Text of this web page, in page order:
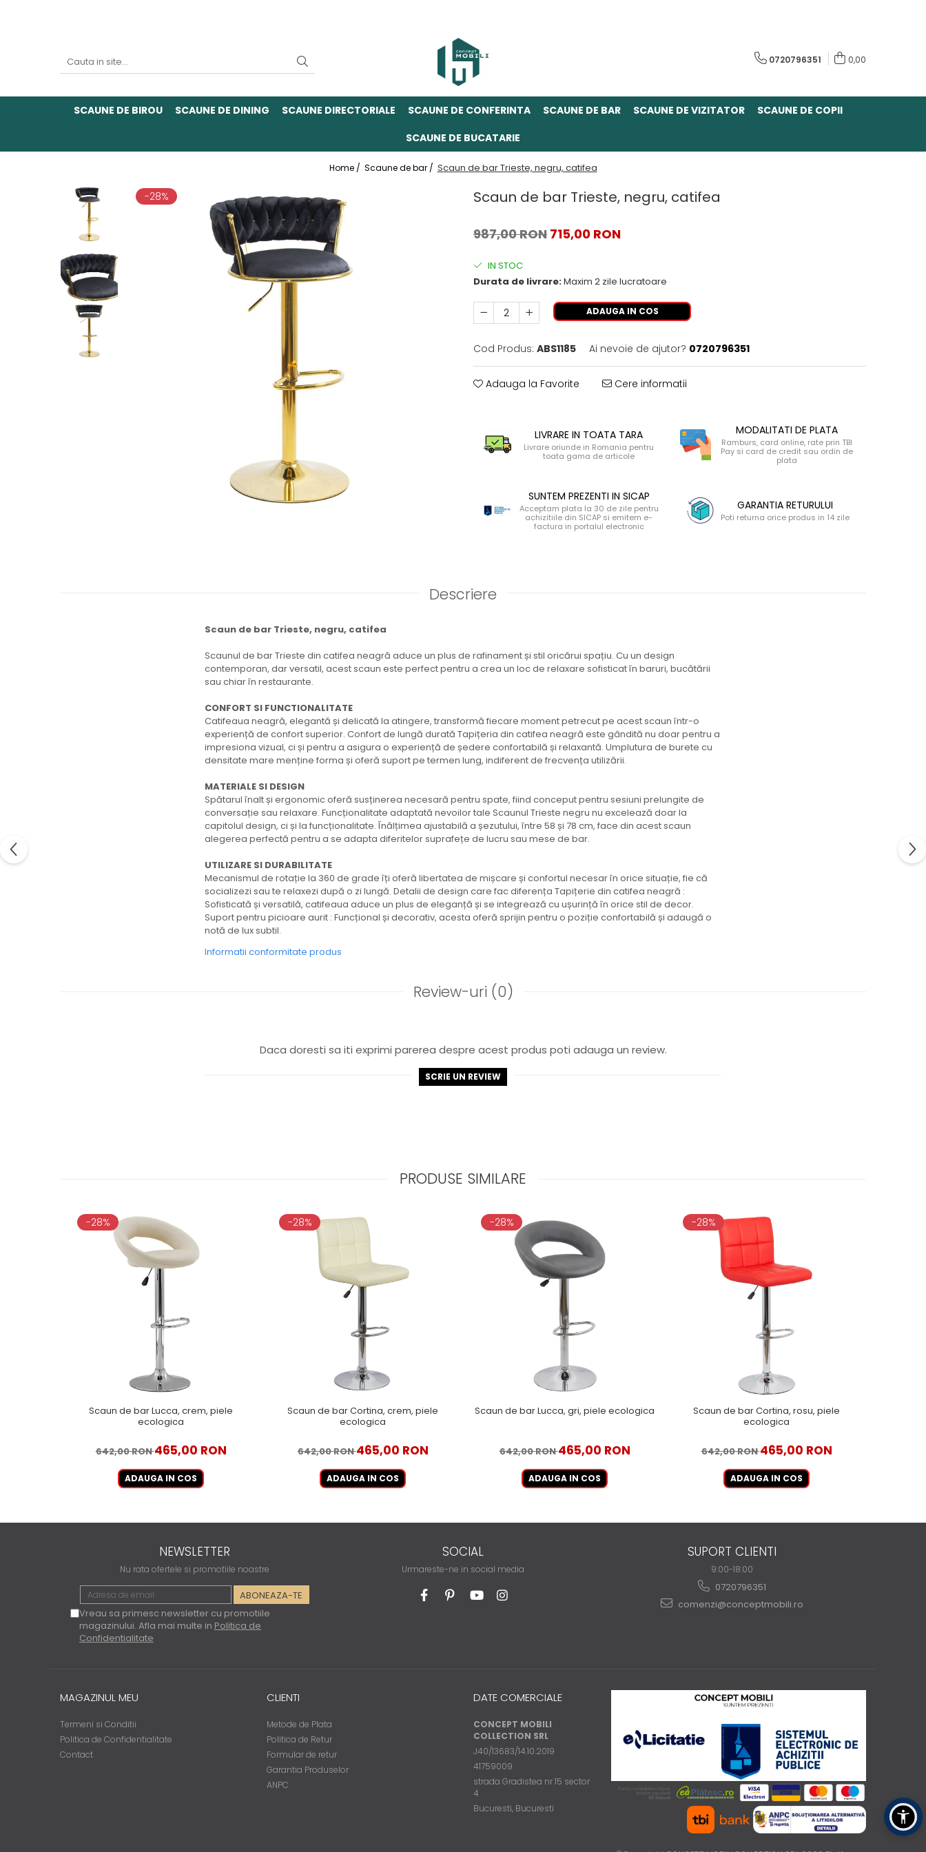
0720796351 0,00
SCAUNE DE BIROU SCAUNE DE DINING SCAUNE DIRECTORIALE SCAUNE DE CONFERINTA SCAUNE DE BAR SCAUNE DE VIZITATOR
SCAUNE DE COPII
SCAUNE DE BUCATARIE
Home / Scaune de bar / Scaun de bar Trieste, negru, catifea
Scaun de bar Trieste, negru, catifea
-28%
987,00 RON 715,00 RON
IN STOC
Durata de livrare:Maxim 2 zile lucratoare
ADAUGA IN COS
Cod Produs: ABS1185 Ai nevoie de ajutor? 0720796351
Adauga la Favorite Cere informatii
LIVRARE IN TOATA TARA
Livrare oriunde in Romania pentru
toata gama de articole
MODALITATI DE PLATA
Ramburs, card online, rate prin TBI
Pay si card de credit sau ordin de
plata
SUNTEM PREZENTI IN SICAP
Acceptam plata la 30 de zile pentru
achizitiile din SICAP si emitem e-
factura in portalul electronic
GARANTIA RETURULUI
Poti returna orice produs in 14 zile
Descriere
Scaun de bar Trieste, negru, catifea
Scaunul de bar Trieste din catifea neagră aduce un plus de rafinament și stil oricărui spațiu. Cu un design
contemporan, dar versatil, acest scaun este perfect pentru a crea un loc de relaxare sofisticat în baruri, bucătării
sau chiar în restaurante.
CONFORT SI FUNCTIONALITATE
Catifeaua neagră, elegantă și delicată la atingere, transformă fiecare moment petrecut pe acest scaun într-o
experiență de confort superior. Confort de lungă durată Tapițeria din catifea neagră este gândită nu doar pentru a
impresiona vizual, ci și pentru a asigura o experiență de ședere confortabilă și relaxantă. Umplutura de burete cu
densitate mare menține forma și oferă suport pe termen lung, indiferent de frecvența utilizării.
MATERIALE SI DESIGN
Spătarul înalt și ergonomic oferă susținerea necesară pentru spate, fiind conceput pentru sesiuni prelungite de
conversație sau relaxare. Funcționalitate adaptată nevoilor tale Scaunul Trieste negru nu excelează doar la
capitolul design, ci și la funcționalitate. Înălțimea ajustabilă a șezutului, între 58 și 78 cm, face din acest scaun
alegerea perfectă pentru a se adapta diferitelor suprafețe de lucru sau mese de bar.
UTILIZARE SI DURABILITATE
Mecanismul de rotație la 360 de grade îți oferă libertatea de mișcare și confortul necesar în orice situație, fie că
socializezi sau te relaxezi după o zi lungă. Detalii de design care fac diferența Tapițerie din catifea neagră :
Sofisticată și versatilă, catifeaua aduce un plus de eleganță și se integrează cu ușurință în orice stil de decor.
Suport pentru picioare aurit : Funcțional și decorativ, acesta oferă sprijin pentru o poziție confortabilă și adaugă o
notă de lux subtil.
Informatii conformitate produs
Review-uri (0)
Daca doresti sa iti exprimi parerea despre acest produs poti adauga un review.
SCRIE UN REVIEW
PRODUSE SIMILARE
-28%
Scaun de bar Lucca, crem, piele
ecologica
642,00 RON465,00 RON
ADAUGA IN COS
-28%
Scaun de bar Cortina, crem, piele
ecologica
642,00 RON465,00 RON
ADAUGA IN COS
-28%
Scaun de bar Lucca, gri, piele ecologica
642,00 RON465,00 RON
ADAUGA IN COS
-28%
Scaun de bar Cortina, rosu, piele
ecologica
642,00 RON465,00 RON
ADAUGA IN COS
NEWSLETTER
Nu rata ofertele si promotiile noastre
Vreau sa primesc newsletter cu promotiile
magazinului. Afla mai multe in Politica de
Confidentialitate
SOCIAL
Urmareste-ne in social media
SUPORT CLIENTI
9:00-18:00
0720796351
comenzi@conceptmobili.ro
MAGAZINUL MEU
Termeni si Conditii
Politica de Confidentialitate
Contact
CLIENTI
Metode de Plata
Politica de Retur
Formular de retur
Garantia Produselor
ANPC
DATE COMERCIALE
CONCEPT MOBILI
COLLECTION SRL
J40/13683/14.10.2019
41759009
strada Gradistea nr 15 sector
4
Bucuresti, Bucuresti